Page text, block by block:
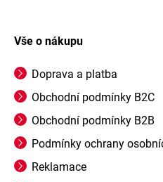
Vše o nákupu
Doprava a platba
Obchodní podmínky B2C
Obchodní podmínky B2B
Podmínky ochrany
Reklamace